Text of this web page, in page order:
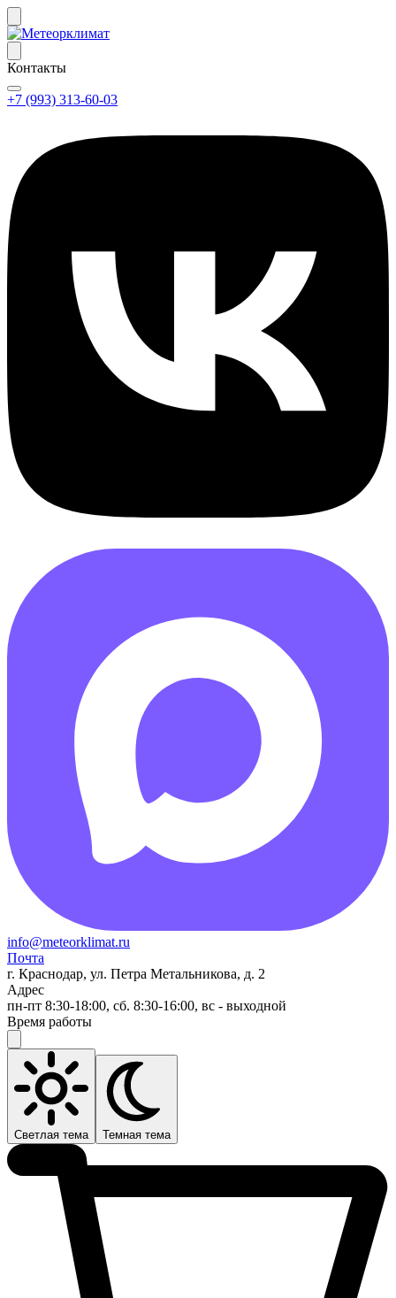
Контакты
+7 (993) 313-60-03
info@meteorklimat.ru
Почта
г. Краснодар, ул. Петра Метальникова, д. 2
Адрес
пн-пт 8:30-18:00, сб. 8:30-16:00, вс - выходной
Время работы
Светлая тема Темная тема